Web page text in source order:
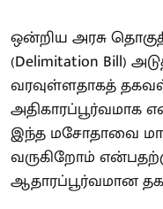
ஒன்றிய அரசு
(Delimitation Bill)
வரவுள்ளதாகத்
இந்த மசோதாவை
வருகிறோம்
ஆதாரப்பூர்வமான